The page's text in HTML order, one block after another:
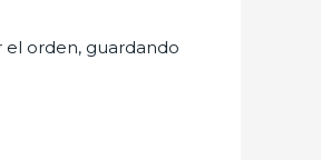
el orden, guardando